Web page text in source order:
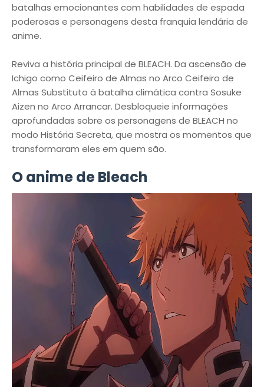
batalhas emocionantes com habilidades de espada
poderosas e personagens desta franquia lendária de
anime.
Reviva a história principal de BLEACH. Da ascensão de
Ichigo como Ceifeiro de Almas no Arco Ceifeiro de
Almas Substituto à batalha climática contra Sosuke
Aizen no Arco Arrancar. Desbloqueie informações
aprofundadas sobre os personagens de BLEACH no
modo História Secreta, que mostra os momentos que
transformaram eles em quem são.
O anime de Bleach